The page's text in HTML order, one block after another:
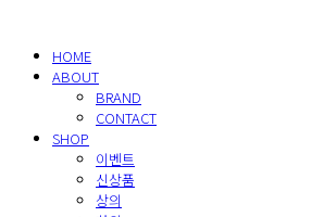
HOME
ABOUT
BRAND
CONTACT
SHOP
이벤트
신상품
상의